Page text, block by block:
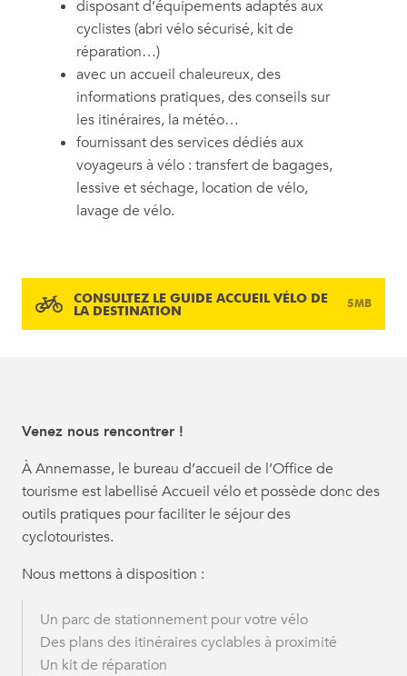
disposant d’équipements adaptés aux
cyclistes (abri vélo sécurisé, kit de
réparation…)
avec un accueil chaleureux, des
informations pratiques, des conseils sur
les itinéraires, la météo…
fournissant desservices dédiés aux
voyageurs à vélo : transfert de bagages,
lessive et séchage, location de vélo,
lavage de vélo.
CONSULTEZ LE GUIDE ACCUEIL VÉLO DE
LA DESTINATION
5MB
Venez nous rencontrer !
À Annemasse, le bureau d’accueil de l’Office de
tourisme est labellisé Accueil vélo et possède donc des
outils pratiques pour faciliter le séjour des
cyclotouristes.
Nous mettons à disposition :
Un parc de stationnement pour votre vélo
Des plans des itinéraires cyclables à proximité
Un kit de réparation